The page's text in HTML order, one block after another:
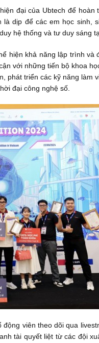
đại của Ubtech để hoàn
dịp để các em học sinh,
hệ thống và tư duy sáng
hiện khả năng lập trình và
với những tiến bộ khoa
phát triển các kỹ năng làm
đại công nghệ số.
viên theo dõi qua
tài quyết liệt từ các đội